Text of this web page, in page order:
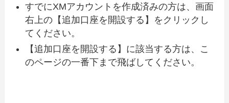
すでにXMアカウントを作成済みの方は、画面
右上の【追加口座を開設する】をクリックし
てください。
【追加口座を開設する】に該当する方は、こ
のページの一番下まで飛ばしてください。